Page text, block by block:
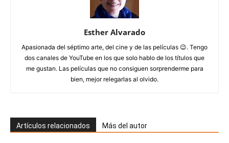
Esther Alvarado
Apasionada del séptimo arte, del cine y de las películas 😉. Tengo
dos canales de YouTube en los que solo hablo de los títulos que
me gustan. Las películas que no consiguen sorprenderme para
bien, mejor relegarlas al olvido.
Artículos relacionados Más del autor